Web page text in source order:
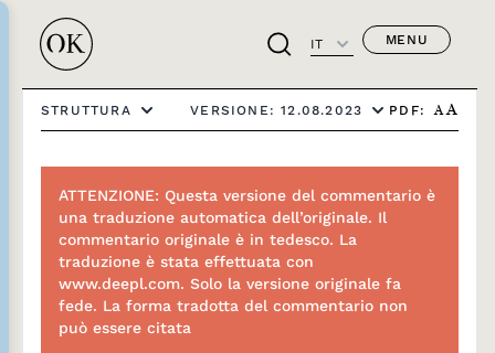
IT MENU
STRUTTURA VERSIONE: 12.08.2023 PDF: A A
ATTENZIONE: Questa versione del commentario è
una traduzione automatica dell’originale. Il
commentario originale è in tedesco. La
traduzione è stata effettuata con
www.deepl.com. Solo la versione originale fa
fede. La forma tradotta del commentario non
può essere citata